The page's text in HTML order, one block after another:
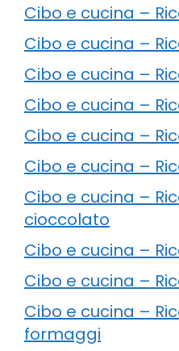
Cibo e cucina –
Cibo e cucina –
Cibo e cucina –
Cibo e cucina –
Cibo e cucina –
Cibo e cucina –
Cibo e cucina –
cioccolato
Cibo e cucina –
Cibo e cucina –
Cibo e cucina –
formaggi